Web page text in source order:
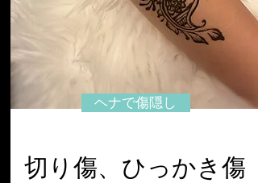
ヘナで傷隠し
切り傷、ひっかき傷